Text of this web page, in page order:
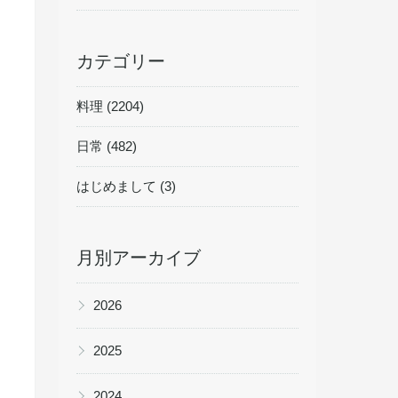
カテゴリー
料理 (2204)
日常 (482)
はじめまして (3)
月別アーカイブ
▶ 2026
▶ 2025
▶